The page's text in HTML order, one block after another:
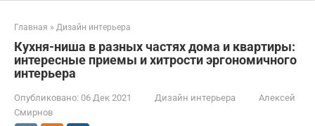
Главная » Дизайн интерьера
Кухня-ниша в разных частях дома и квартиры:
интересные приемы и хитрости эргономичного
интерьера
Опубликовано: 06 Дек 2021 Дизайн интерьера
Алексей
Смирнов